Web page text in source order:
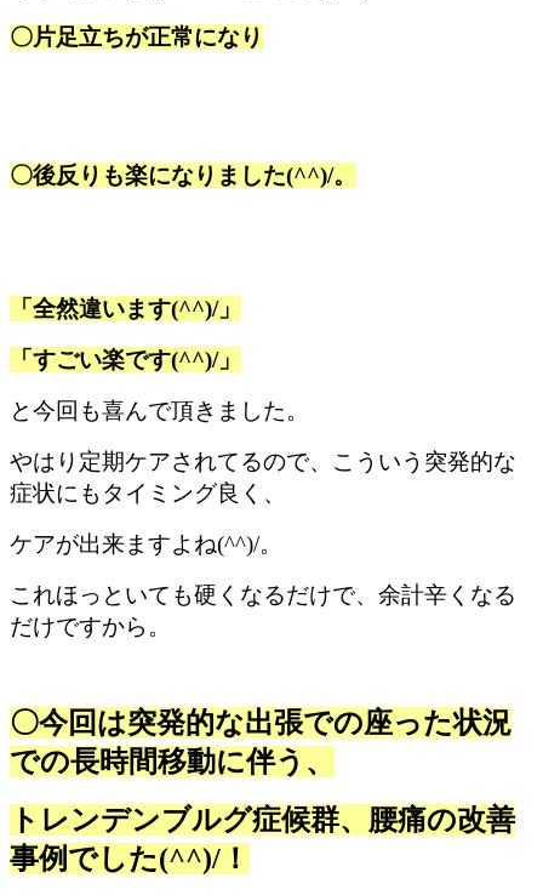
〇片足立ちが正常になり
〇後反りも楽になりました(^^)/。
「全然違います(^^)/」
「すごい楽です(^^)/」
と今回も喜んで頂きました。
やはり定期ケアされてるので、こういう突発的な
症状にもタイミング良く、
ケアが出来ますよね(^^)/。
これほっといても硬くなるだけで、余計辛くなる
だけですから。
〇今回は突発的な出張での座った状況
での長時間移動に伴う、
トレンデンブルグ症候群、腰痛の改善
事例でした(^^)/！